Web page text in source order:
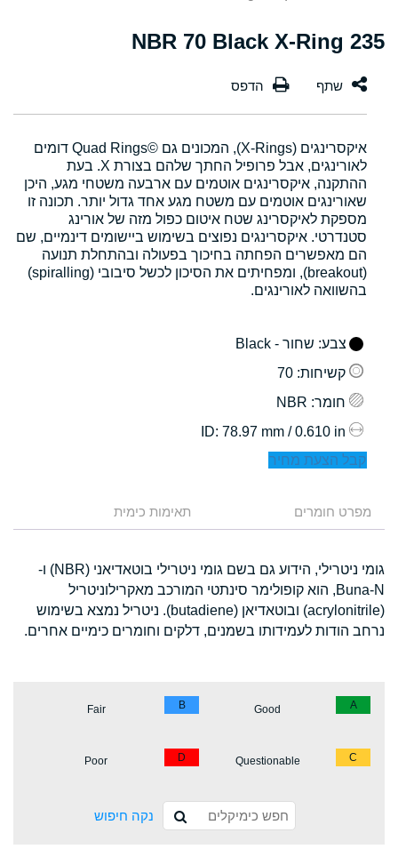
235 NBR 70 Black X-Ring
איקסרינגים (X-Rings), המכונים גם Quad Rings©‎ דומים
לאורינגים, אבל פרופיל החתך שלהם בצורת X. בעת
ההתקנה, איקסרינגים אוטמים עם ארבעה משטחי מגע, היכן
שאורינגים אוטמים עם משטח מגע אחד גדול יותר. תכונה זו
מספקת לאיקסרינג שטח איטום כפול מזה של אורינג
סטנדרטי. איקסרינגים נפוצים בשימוש ביישומים דינמיים, שם
הם מאפשרים הפחתה בחיכוך בפעולה ובהתחלת תנועה
(breakout), ומפחיתים את הסיכון לכשל סיבובי (spiralling)
בהשוואה לאורינגים.
צבע: שחור - Black
קשיחות: 70
חומר: NBR
: 78.97 mm / 0.610 in
קבל הצעת מחיר
מפרט חומרים תאימות כימית
גומי ניטרילי, הידוע גם בשם גומי ניטרילי בוטאדיאני (NBR) ו-
Buna-N, הוא קופולימר סינתטי המורכב מאקרילוניטריל
(acrylonitrile) ובוטאדיאן (butadiene). ניטריל נמצא בשימוש
נרחב הודות לעמידותו בשמנים, דלקים וחומרים כימיים אחרים.
A
Good
B
Fair
C
Questionable
D
Poor
נקה חיפוש